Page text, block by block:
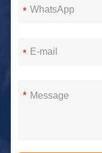
*
*
*